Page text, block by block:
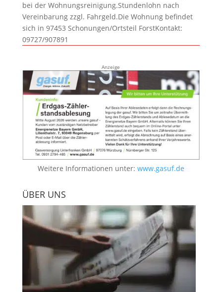
bei der Wohnungsreinigung.Stundenlohn nach
Vereinbarung zzgl. Fahrgeld.Die Wohnung befindet
sich in 97453 Schonungen/Ortsteil ForstKontakt:
09727/907891
Anzeige
Weitere Informationen unter: www.gasuf.de
ÜBER UNS